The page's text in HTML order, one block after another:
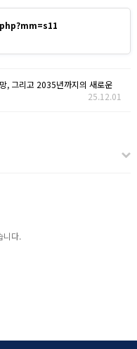
, 그리고 2035년까지의 새로운
25.12.01
니다.